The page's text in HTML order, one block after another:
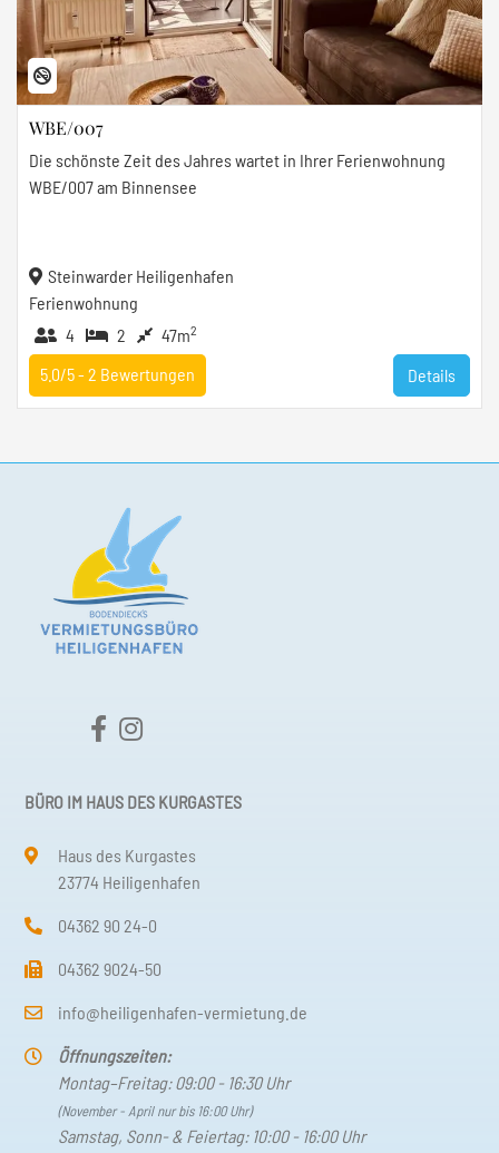
WBE/007
Die schönste Zeit des Jahres wartet in Ihrer Ferienwohnung
WBE/007 am Binnensee
Steinwarder Heiligenhafen
Ferienwohnung
4
2 47m2
Details
5.0/5 - 2 Bewertungen
BÜRO IM HAUS DES KURGASTES
Haus des Kurgastes
23774 Heiligenhafen
04362 90 24-0
04362 9024-50
info@heiligenhafen-vermietung.de
Öffnungszeiten:
Montag–Freitag: 09:00 - 16:30 Uhr
(November - April nur bis 16:00 Uhr)
Samstag, Sonn- & Feiertag: 10:00 - 16:00 Uhr